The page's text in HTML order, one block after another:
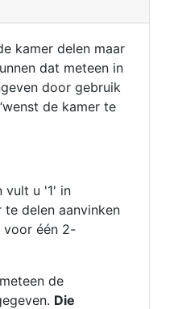
kamer delen maar
dat meteen in
door gebruik
de kamer te
vult u '1' in
te delen aanvinken
voor één 2-
de
Die